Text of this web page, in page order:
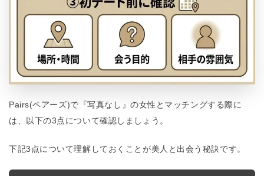
Pairs(ペアーズ)で『写真なし』の女性とマッチングする際に
は、以下の3点について確認しましょう。
下記3点について理解しておくことが美人と出会う秘訣です。